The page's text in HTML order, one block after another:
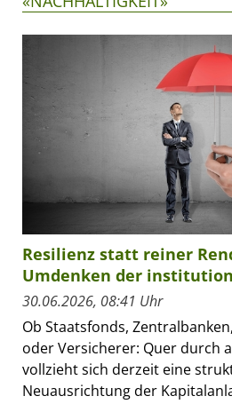
Resilienz statt reiner
Umdenken der
30.06.2026, 08:41 Uhr
Ob Staatsfonds,
oder Versicherer: Quer durch
vollzieht sich derzeit eine
Neuausrichtung der